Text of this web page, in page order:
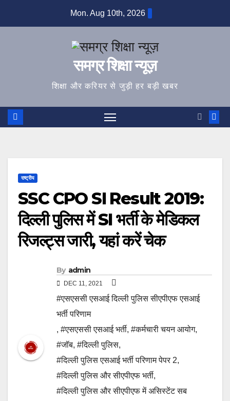
Mon. Aug 10th, 2026
समग्र शिक्षा न्यूज़
शिक्षा और करियर से जुड़ी हर बड़ी खबर
राष्ट्रीय
SSC CPO SI Result 2019:
दिल्ली पुलिस में SI भर्ती के मेडिकल
रिजल्ट्स जारी, यहां करें चेक
By admin
DEC 11, 2021
#एसएससी एसआई दिल्ली पुलिस सीएपीएफ एसआई
भर्ती परिणाम
, #एसएससी एसआई भर्ती, #कर्मचारी चयन आयोग,
#जॉब, #दिल्ली पुलिस,
#दिल्ली पुलिस एसआई भर्ती परिणाम पेपर 2,
#दिल्ली पुलिस और सीएपीएफ भर्ती,
#दिल्ली पुलिस और सीएपीएफ में असिस्टेंट सब